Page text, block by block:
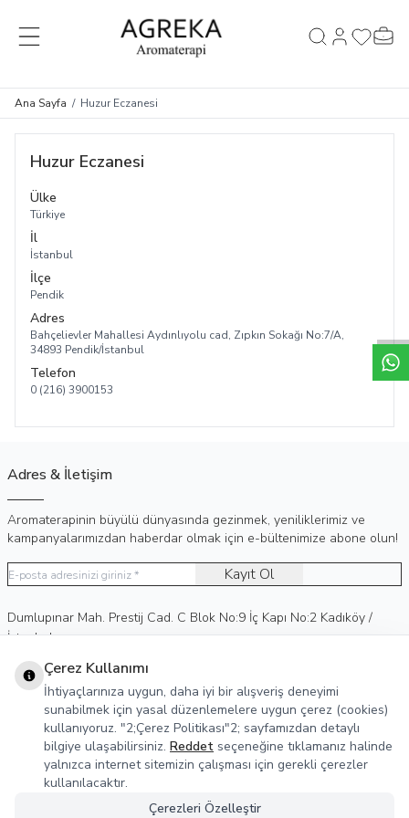
MENÜ Hesabım
Ana Sayfa / Huzur Eczanesi
Huzur Eczanesi
Ülke
Türkiye
İl
İstanbul
İlçe
Pendik
Adres
Bahçelievler Mahallesi Aydınlıyolu cad, Zıpkın Sokağı No:7/A,
34893 Pendik/İstanbul
Telefon
0 (216) 3900153
Adres & İletişim
Aromaterapinin büyülü dünyasında gezinmek, yeniliklerimiz ve
kampanyalarımızdan haberdar olmak için e-bültenimize abone olun!
Kayıt Ol
Adres
Dumlupınar Mah. Prestij Cad. C Blok No:9 İç Kapı No:2 Kadıköy /
İstanbul
Telefon
0 (530) 236 15 75
E-Posta
info@agreka.com.tr
Müşteri Hizmetleri
Yasal Bilgiler
Sosyal Medya
Çerez Kullanımı
İhtiyaçlarınıza uygun, daha iyi bir alışveriş deneyimi
sunabilmek için yasal düzenlemelere uygun çerez (cookies)
kullanıyoruz. "2;Çerez Politikası"2; sayfamızdan detaylı
bilgiye ulaşabilirsiniz. Reddet seçeneğine tıklamanız halinde
yalnızca internet sitemizin çalışması için gerekli çerezler
kullanılacaktır.
Çerezleri Özelleştir